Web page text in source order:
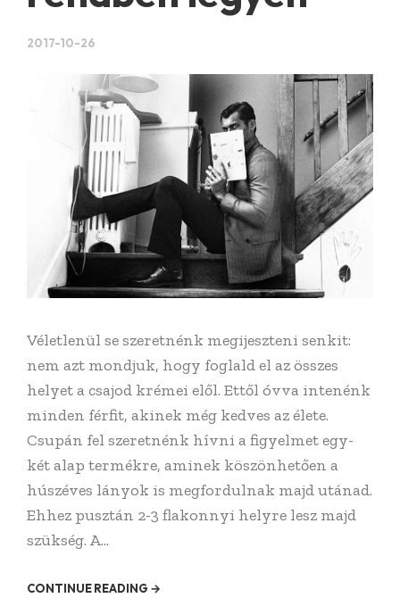
2017-10-26
Véletlenül se szeretnénk megijeszteni senkit:
nem azt mondjuk, hogy foglald el az összes
helyet a csajod krémei elől. Ettől óvva intenénk
minden férfit, akinek még kedves az élete.
Csupán fel szeretnénk hívni a figyelmet egy-
két alap termékre, aminek köszönhetően a
húszéves lányok is megfordulnak majd utánad.
Ehhez pusztán 2-3 flakonnyi helyre lesz majd
szükség. A...
CONTINUE READING →